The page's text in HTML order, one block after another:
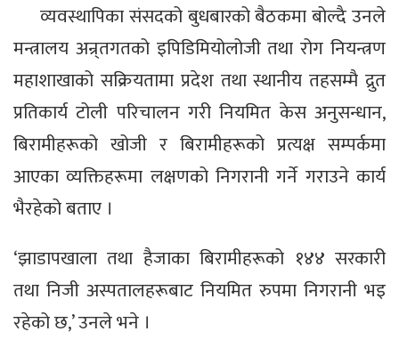
व्यवस्थापिका संसदको बुधबारको बैठकमा बोल्दै उनले
मन्त्रालय अन्र्तगतको इपिडिमियोलोजी तथा रोग नियन्त्रण
महाशाखाको सक्रियतामा प्रदेश तथा स्थानीय तहसम्मै द्रुत
प्रतिकार्य टोली परिचालन गरी नियमित केस अनुसन्धान,
बिरामीहरूको खोजी र बिरामीहरूको प्रत्यक्ष सम्पर्कमा
आएका व्यक्तिहरूमा लक्षणको निगरानी गर्ने गराउने कार्य
भैरहेको बताए ।
‘झाडापखाला तथा हैजाका बिरामीहरूको १४४ सरकारी
तथा निजी अस्पतालहरूबाट नियमित रुपमा निगरानी भइ
रहेको छ,’ उनले भने ।